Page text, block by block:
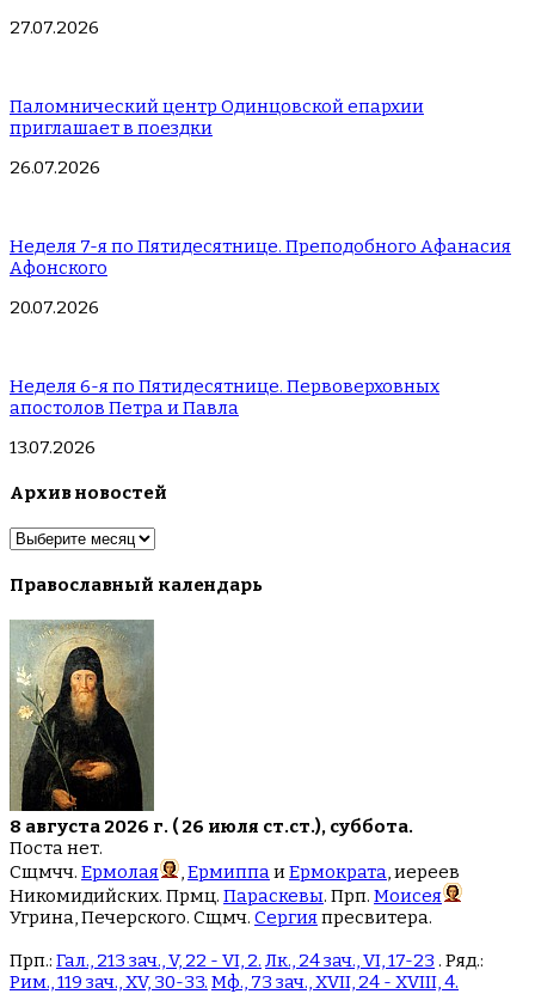
27.07.2026
Паломнический центр Одинцовской епархии
приглашает в поездки
26.07.2026
Неделя 7-я по Пятидесятнице. Преподобного Афанасия
Афонского
20.07.2026
Неделя 6-я по Пятидесятнице. Первоверховных
апостолов Петра и Павла
13.07.2026
Архив новостей
Архив
Православный календарь
8 августа 2026 г. ( 26 июля ст.ст.), суббота.
Поста нет.
Сщмчч. Ермолая ,ЕрмиппаиЕрмократа, иереев
Никомидийских. Прмц. Параскевы. Прп. Моисея
Угрина, Печерского. Сщмч. Сергияпресвитера.
Прп.: Гал., 213 зач., V, 22 - VI, 2. Лк., 24 зач., VI, 17-23 . Ряд.:
Рим., 119 зач., XV, 30-33. Мф., 73 зач., XVII, 24 - XVIII, 4.